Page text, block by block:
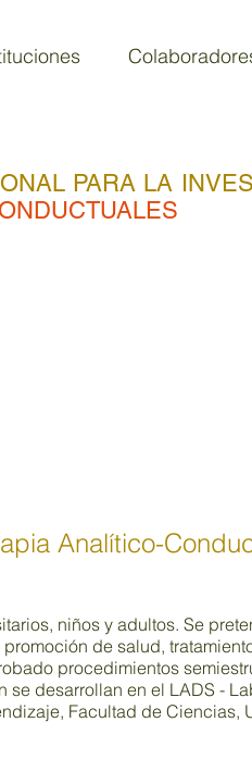
PARA LA
Analítico-
niños y adultos. Se
de salud,
procedimientos
desarrollan en el LADS -
Facultad de Ciencias,